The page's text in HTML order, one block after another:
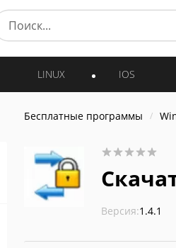
LINUX IOS
Бесплатные программы
Версия:1.4.1